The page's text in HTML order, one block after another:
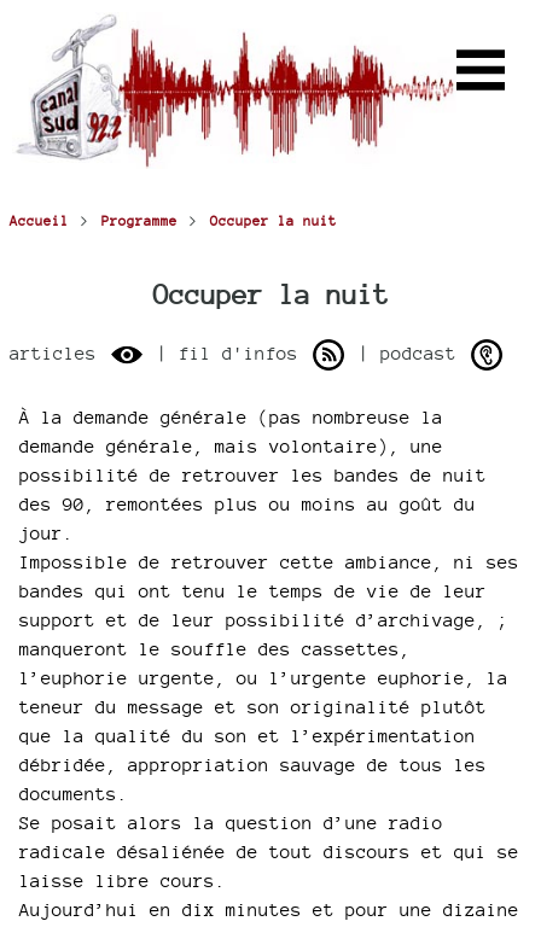
Accueil > Programme >Occuper la nuit
Occuper la nuit
articles | fil d'infos | podcast
À la demande générale (pas nombreuse la
demande générale, mais volontaire), une
possibilité de retrouver les bandes de nuit
des 90, remontées plus ou moins au goût du
jour.
Impossible de retrouver cette ambiance, ni ses
bandes qui ont tenu le temps de vie de leur
support et de leur possibilité d’archivage, ;
manqueront le souffle des cassettes,
l’euphorie urgente, ou l’urgente euphorie, la
teneur du message et son originalité plutôt
que la qualité du son et l’expérimentation
débridée, appropriation sauvage de tous les
documents.
Se posait alors la question d’une radio
radicale désaliénée de tout discours et qui se
laisse libre cours.
Aujourd’hui en dix minutes et pour une dizaine